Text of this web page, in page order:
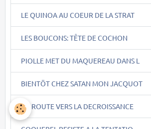
LE QUINOA AU COEUR DE LA STRAT
LES BOUCONS: TÊTE DE COCHON
PIOLLE MET DU MAQUEREAU DANS L
BIENTÖT CHEZ SATAN MON JACQUOT
EN ROUTE VERS LA DECROISSANCE